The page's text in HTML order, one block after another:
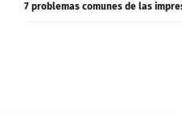
7 problemas comunes de las